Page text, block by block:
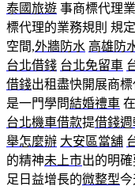
泰國旅遊 事商標代理
標代理的業務規則 規定
空間,外牆防水 高雄防
台北借錢 台北免留車
借錢出租盡快開展商
是一門學問結婚禮車
台北機車借款提借錢週
舉怎麼辦 大安區當舖
的精神未上市出的明確
足日益增長的微整型今